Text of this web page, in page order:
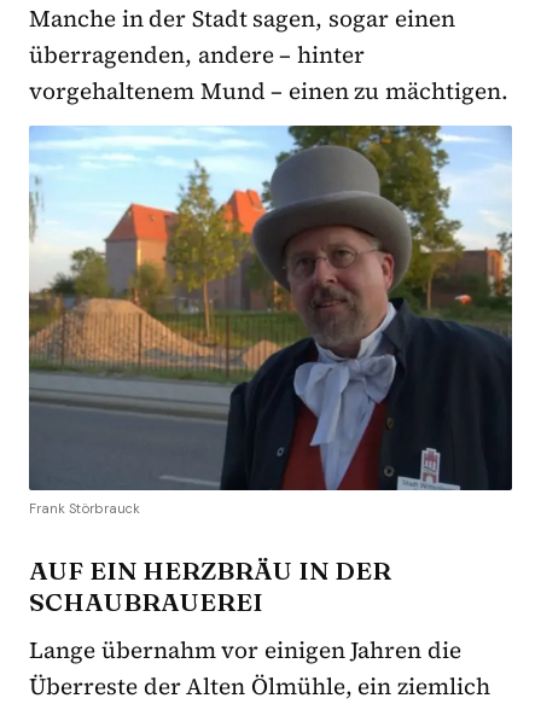
Manche in der Stadt sagen, sogar einen
überragenden, andere – hinter
vorgehaltenem Mund – einen zu mächtigen.
Frank Störbrauck
AUF EIN HERZBRÄU IN DER
SCHAUBRAUEREI
Lange übernahm vor einigen Jahren die
Überreste der Alten Ölmühle, ein ziemlich